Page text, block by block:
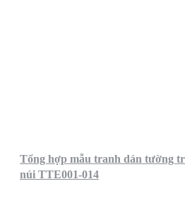
Tổng hợp mẫu tranh dán tường
núi TTE001-014